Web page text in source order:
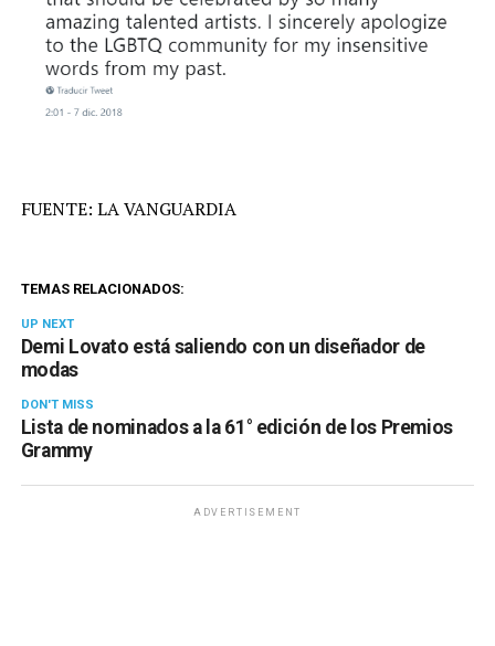
FUENTE: LA VANGUARDIA
TEMAS RELACIONADOS:
UP NEXT
Demi Lovato está saliendo con un diseñador de
modas
DON'T MISS
Lista de nominados a la 61° edición de los Premios
Grammy
ADVERTISEMENT